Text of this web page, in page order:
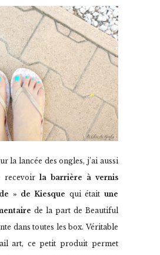
la lancée des ongles, j’ai aussi
recevoir la barrière à vernis
» de Kiesque qui était une
de la part de Beautiful
dans toutes les box. Véritable
art, ce petit produit permet